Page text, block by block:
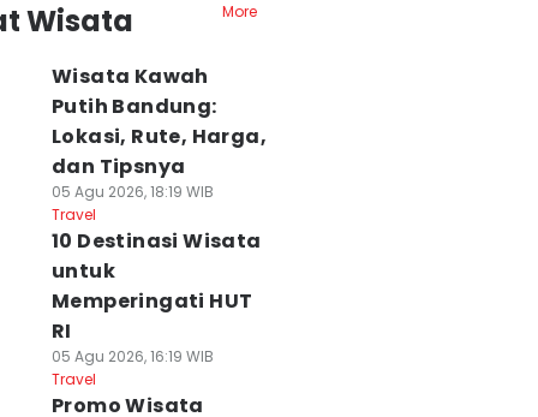
Wisata
More
Wisata Kawah
Putih Bandung:
Lokasi, Rute, Harga,
dan Tipsnya
05 Agu 2026, 18:19 WIB
Travel
10 Destinasi Wisata
untuk
Memperingati HUT
RI
05 Agu 2026, 16:19 WIB
Travel
Promo Wisata